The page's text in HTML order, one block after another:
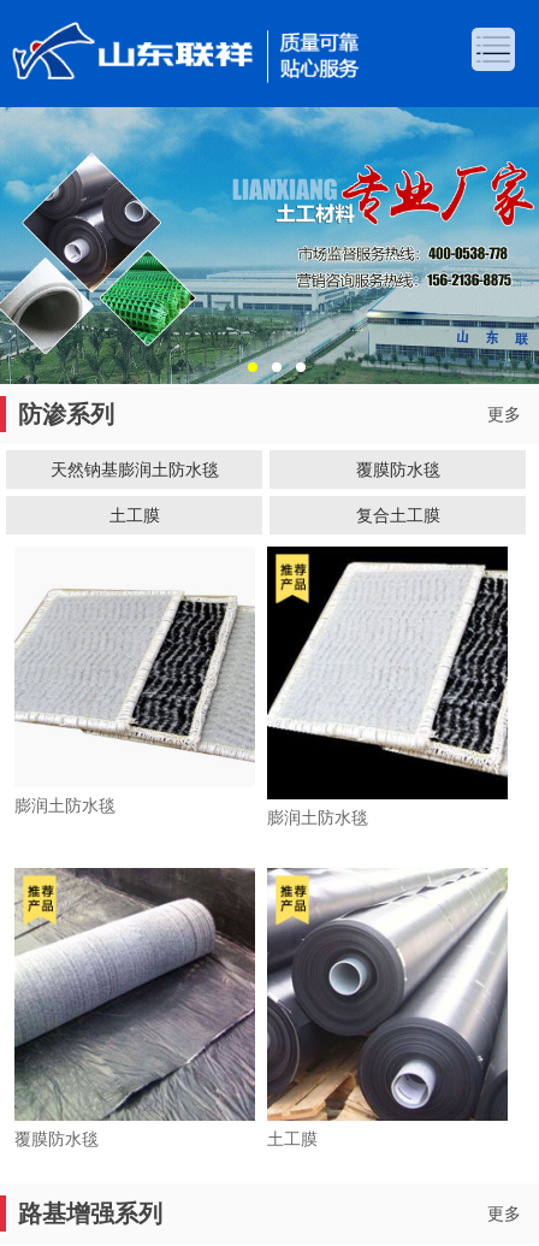
防渗系列 更多
天然钠基膨润土防水毯 覆膜防水毯
土工膜 复合土工膜
膨润土防水毯
膨润土防水毯
覆膜防水毯 土工膜
路基增强系列 更多